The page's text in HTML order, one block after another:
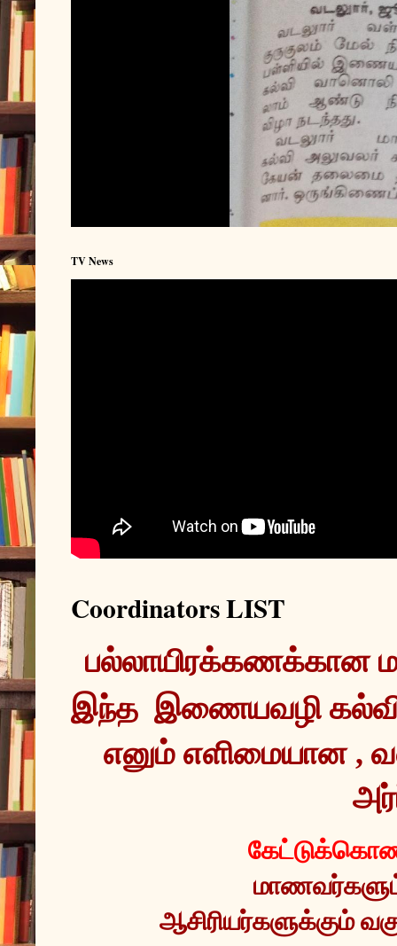
TV News
Coordinators LIST
இந்த  இணையவழி
எனும் எளிமையான ,
ஆசிரியர்களுக்கும்